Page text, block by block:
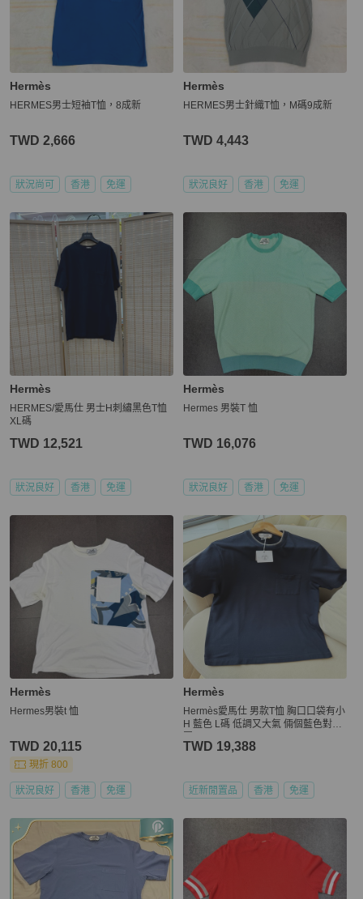
Hermès
HERMES男士短袖T恤，8成新
TWD 2,666
狀況尚可 香港 免運
Hermès
HERMES男士針織T恤，M碼9成新
TWD 4,443
狀況良好 香港 免運
Hermès
HERMES/愛馬仕 男士H刺繡黑色T恤
XL碼
TWD 12,521
狀況良好 香港 免運
Hermès
Hermes 男裝T 恤
TWD 16,076
狀況良好 香港 免運
Hermès
Hermes男裝t 恤
TWD 20,115
現折 800
狀況良好 香港 免運
Hermès
Hermès愛馬仕 男款T恤 胸口口袋有小
H 藍色 L碼 低調又大氣 倆個藍色對比
TWD 19,388
近新閒置品 香港 免運